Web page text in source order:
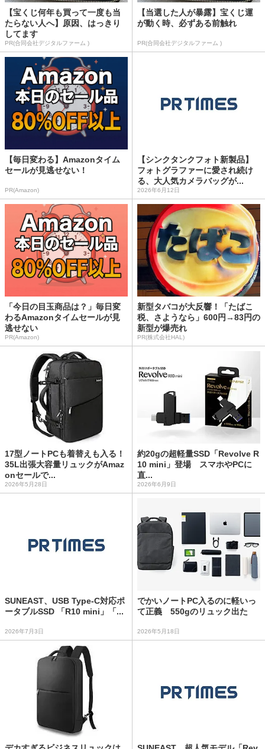
【宝くじ何年も買って一度も当
たらない人へ】原因、はっきり
してます
PR(合同会社デジタルファーム )
【当選した人が暴露】宝くじ運
が動く時、必ずある前触れ
PR(合同会社デジタルファーム )
【毎日変わる】Amazonタイム
セールが見逃せない！
PR(Amazon)
【シンクタンクフォト新製品】
フォトグラファーに愛され続け
る、大人気カメラバッグが...
2026年6月12日
「今日の目玉商品は？」毎日変
わるAmazonタイムセールが見
逃せない
PR(Amazon)
新型タバコが大反響！「たばこ
税、さようなら」600円→83円の
新型が爆売れ
PR(株式会社HAL)
17型ノートPCも着替えも入る！
35L出張大容量リュックがAmaz
onセールで...
2026年5月28日
約20gの超軽量SSD「Revolve R
10 mini」登場 スマホやPCに
直...
2026年6月9日
SUNEAST、USB Type-C対応ポ
ータブルSSD 「R10 mini」「...
2026年7月3日
でかいノートPC入るのに軽いっ
て正義 550gのリュック出た
2026年5月18日